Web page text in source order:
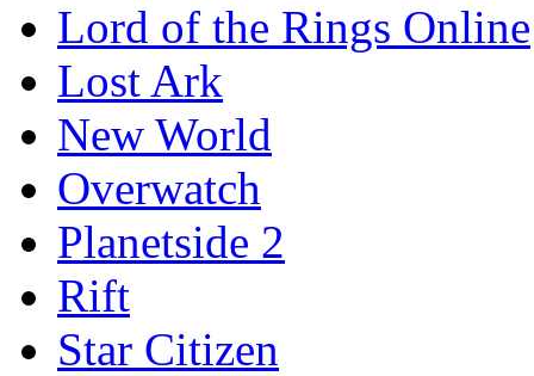
Lord of the Rings Online
Lost Ark
New World
Overwatch
Planetside 2
Rift
Star Citizen